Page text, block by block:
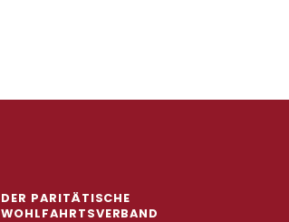
DER PARITÄTISCHE
WOHLFAHRTSVERBAND